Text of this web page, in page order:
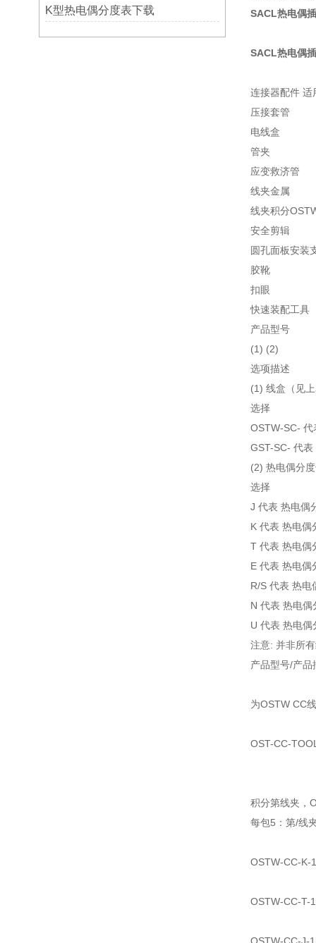
K型热电偶分度表下载
SACL热电偶
SACL热电偶
连接器配件 适
压接套管
电线盒
管夹
应变救济管
线夹金属
线夹积分
安全剪辑
圆孔面板安装
胶靴
扣眼
快速装配工具
产品型号
(1) (2)
选项描述
(1) 线盒（见
选择
OSTW-SC-
GST-SC- 代
(2) 热电偶分
选择
J 代表 热电偶
K 代表 热电偶
T 代表 热电偶
E 代表 热电偶
R/S 代表 热电
N 代表 热电偶
U 代表 热电偶
注意: 并非所
产品型号/产品
为OSTW CC
OST-CC-
积分第线夹，
每包5：第/线
OSTW-CC-K-
OSTW-CC-T-